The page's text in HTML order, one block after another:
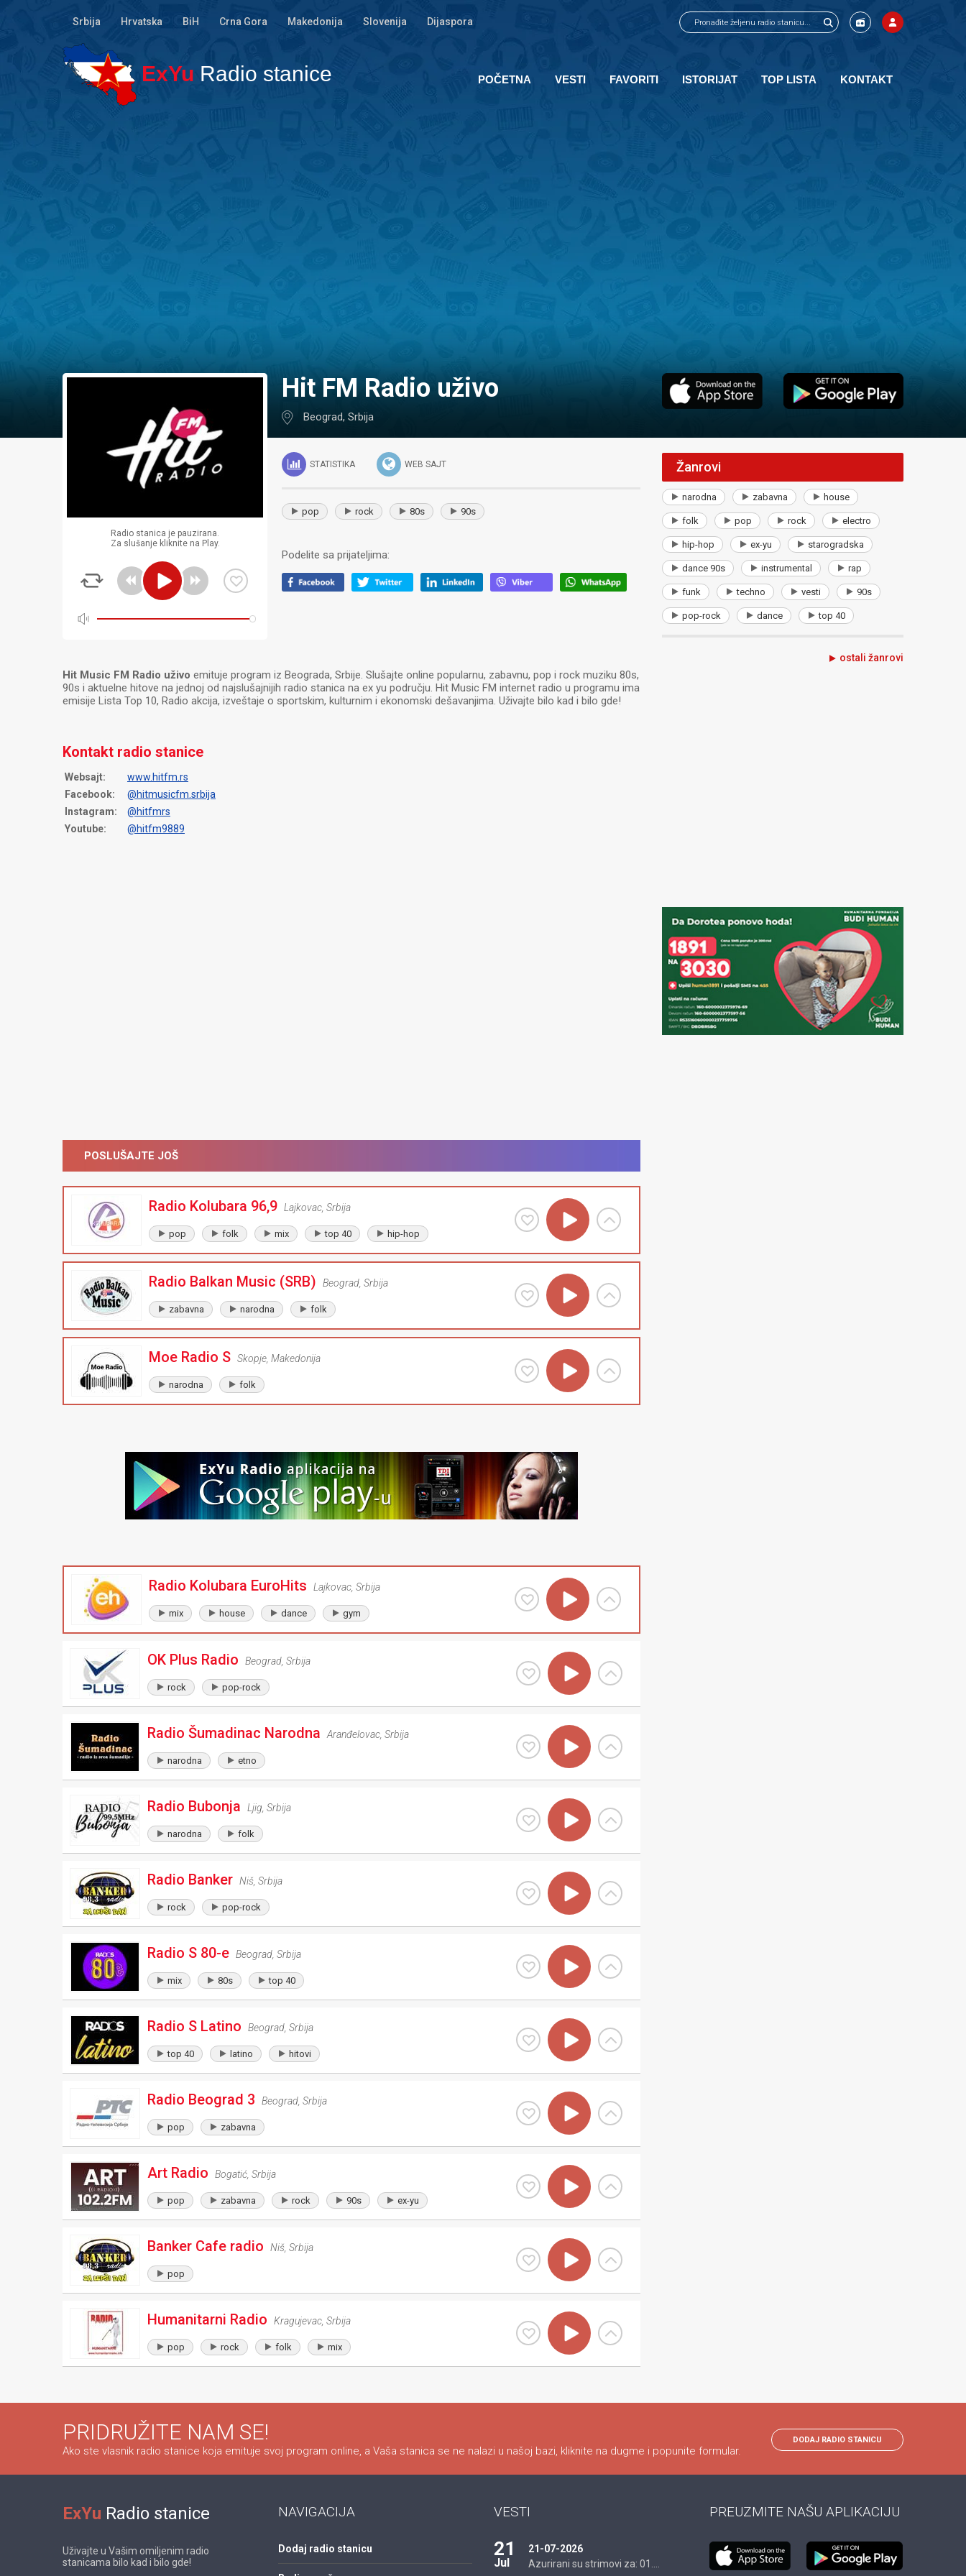
Srbija Hrvatska BiH Crna Gora Makedonija Slovenija Dijaspora
ExYu Radio stanice POČETNA VESTI FAVORITI ISTORIJAT TOP LISTA KONTAKT
Radio stanica je pauzirana.
Za slušanje kliknite na Play.
Hit FM Radio uživo
Beograd, Srbija
STATISTIKA WEB SAJT
pop rock 80s 90s
Podelite sa prijateljima:
Hit Music FM Radio uživo emituje program iz Beograda, Srbije. Slušajte online popularnu, zabavnu, pop i rock muziku 80s,
90s i aktuelne hitove na jednoj od najslušajnijih radio stanica na ex yu području. Hit Music FM internet radio u programu ima
emisije Lista Top 10, Radio akcija, izveštaje o sportskim, kulturnim i ekonomski dešavanjima. Uživajte bilo kad i bilo gde!
Kontakt radio stanice
Websajt:
www.hitfm.rs
Facebook:
@hitmusicfm.srbija
Instagram:
@hitfmrs
Youtube:
@hitfm9889
POSLUŠAJTE JOŠ
Radio Kolubara 96,9 Lajkovac Srbija
pop folk mix top 40 hip-hop
Radio Balkan Music (SRB) Beograd Srbija
zabavna narodna folk
Moe Radio S Skopje Makedonija
narodna folk
Radio Kolubara EuroHits Lajkovac Srbija
mix house dance gym
OK Plus Radio Beograd Srbija
rock pop-rock
Radio Šumadinac Narodna Aranđelovac Srbija
narodna etno
Radio Bubonja Ljig Srbija
narodna folk
Radio Banker Niš Srbija
rock pop-rock
Radio S 80-e Beograd Srbija
mix 80s top 40
Radio S Latino Beograd Srbija
top 40 latino hitovi
Radio Beograd 3 Beograd Srbija
pop zabavna
Art Radio Bogatić Srbija
pop zabavna rock 90s ex-yu
Banker Cafe radio Niš Srbija
pop
Humanitarni Radio Kragujevac Srbija
pop rock folk mix
Žanrovi
narodna zabavna house
folk pop rock electro
hip-hop ex-yu starogradska
dance 90s instrumental rap
funk techno vesti 90s
pop-rock dance top 40
ostali žanrovi
PRIDRUŽITE NAM SE!
Ako ste vlasnik radio stanice koja emituje svoj program online, a Vaša stanica se ne nalazi u našoj bazi, kliknite na dugme i popunite formular.
DODAJ RADIO STANICU
ExYu Radio stanice
Uživajte u Vašim omiljenim radio
stanicama bilo kad i bilo gde!
NAVIGACIJA
Dodaj radio stanicu
VESTI
21
Jul
21-07-2026
Azurirani su strimovi za: 01....
PREUZMITE NAŠU APLIKACIJU